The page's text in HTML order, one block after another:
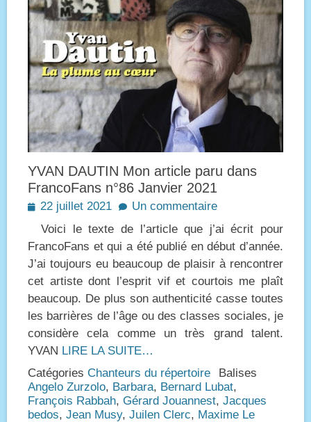
YVAN DAUTIN Mon article paru dans
FrancoFans n°86 Janvier 2021
Posted
22 juillet 2021
Un commentaire
Voici le texte de l’article que j’ai écrit pour
FrancoFans et qui a été publié en début d’année.
J’ai toujours eu beaucoup de plaisir à rencontrer
cet artiste dont l’esprit vif et courtois me plaît
beaucoup. De plus son authenticité casse toutes
les barrières de l’âge ou des classes sociales, je
considère cela comme un très grand talent.
YVAN LIRE LA SUITE…
Catégories Chanteurs du répertoire
Balises
Angelo Zurzolo, Barbara, Bernard Lubat,
François Rabbah, Gérard Jouannest, Jacques
bedos, Jean Musy, Juilen Clerc, Maxime Le